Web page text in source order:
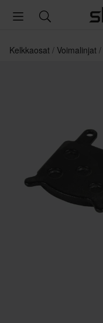
Kelkkaosat Voimalinjat